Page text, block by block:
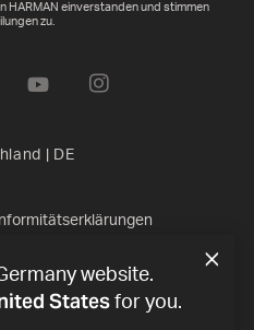
HARMAN einverstanden und stimmen
zu.
DE
Impressum © 2026 Harman
All rights reserved.
website.
States for you.